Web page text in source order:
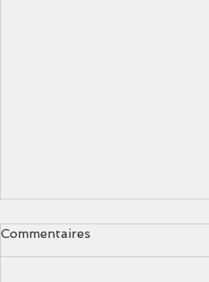
Commentaires